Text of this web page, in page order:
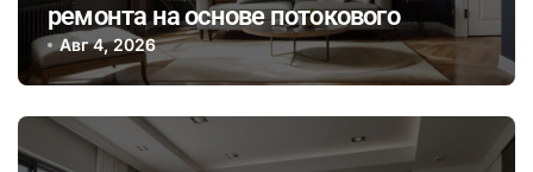
ремонта на основе потокового
бюджета и гибкого графика работ с
учетом непредвиденных расходов
Авг 4, 2026